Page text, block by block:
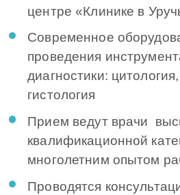
центре «Клинике в
Современное
проведения
диагностики:
гистология
Прием ведут врачи
квалификационной
многолетним опытом
Проводятся